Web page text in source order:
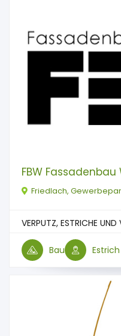
FBW
Friedlach,
VERPUTZ, ESTRICHE
Bau Estrich